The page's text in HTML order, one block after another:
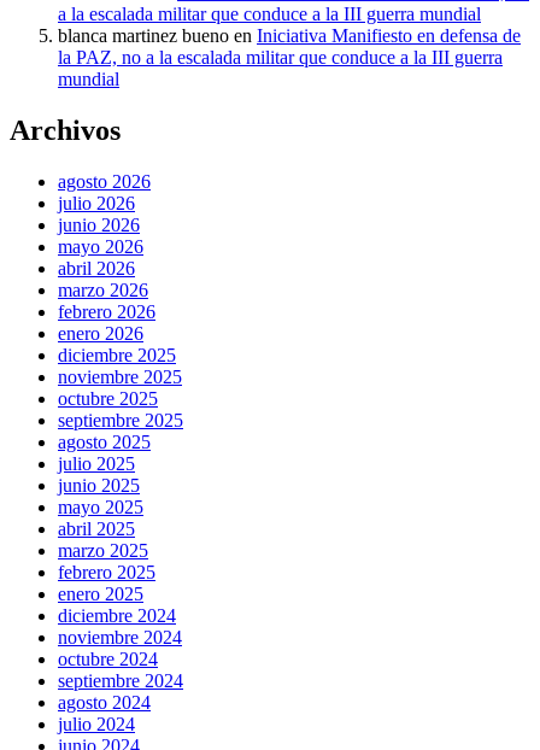
a la escalada militar que conduce a la III guerra mundial
blanca martinez bueno en Iniciativa Manifiesto en defensa de
la PAZ, no a la escalada militar que conduce a la III guerra
mundial
Archivos
agosto 2026
julio 2026
junio 2026
mayo 2026
abril 2026
marzo 2026
febrero 2026
enero 2026
diciembre 2025
noviembre 2025
octubre 2025
septiembre 2025
agosto 2025
julio 2025
junio 2025
mayo 2025
abril 2025
marzo 2025
febrero 2025
enero 2025
diciembre 2024
noviembre 2024
octubre 2024
septiembre 2024
agosto 2024
julio 2024